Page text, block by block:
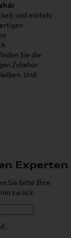
und mittels
Sie die
Zubehör
Und
Experten
Sie bitte Ihre
zurück.